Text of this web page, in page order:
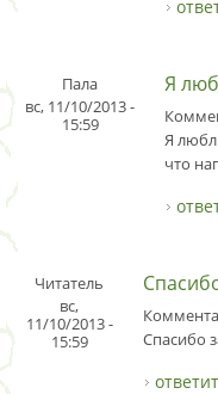
Пала
вс, 11/10/2013 -
15:59
Я
Я
что
Читатель
вс,
11/10/2013 -
15:59
Спасибо